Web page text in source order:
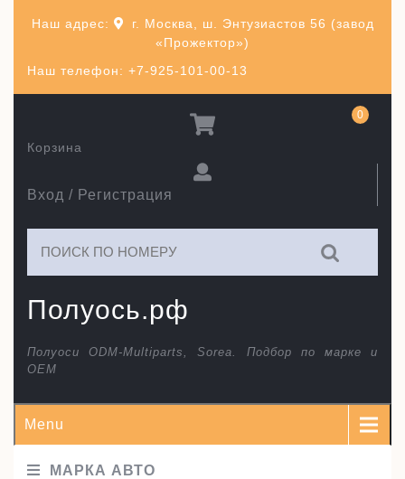
Наш телефон: +7-925-101-00-13
Наш адрес:
г. Москва, ш. Энтузиастов 56 (завод
«Прожектор»)
Полуось.рф
Полуоси ODM-Multiparts, Sorea. Подбор по марке и
ОЕМ
Вход / Регистрация
Корзина
0
Menu
МАРКА АВТО